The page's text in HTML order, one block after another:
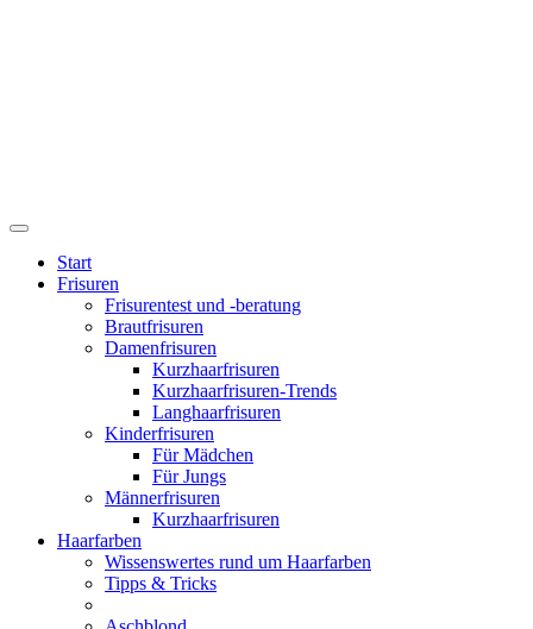
Start
Frisuren
Frisurentest und -beratung
Brautfrisuren
Damenfrisuren
Kurzhaarfrisuren
Kurzhaarfrisuren-Trends
Langhaarfrisuren
Kinderfrisuren
Für Mädchen
Für Jungs
Männerfrisuren
Kurzhaarfrisuren
Haarfarben
Wissenswertes rund um Haarfarben
Tipps & Tricks